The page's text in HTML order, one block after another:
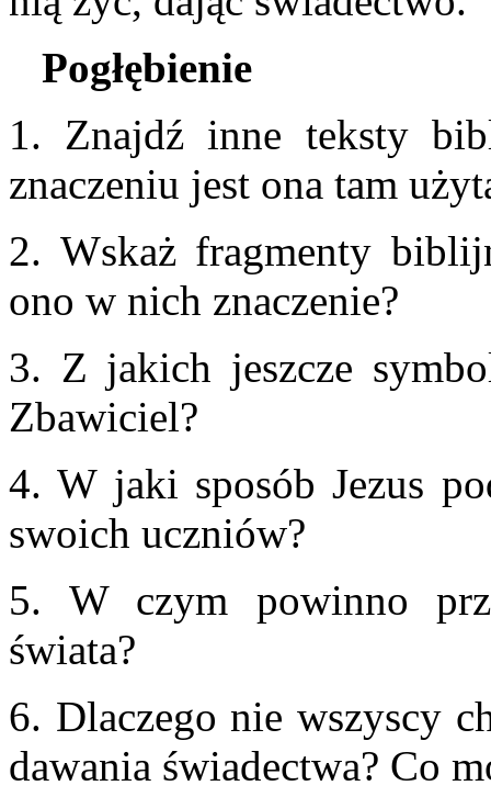
Pogłębienie
1. Znajdź inne teksty
znaczeniu jest ona tam
2. Wskaż fragmenty
ono w nich znaczenie?
3. Z jakich jeszcze
Zbawiciel?
4. W jaki sposób Jezus
swoich uczniów?
5. W czym powinno
świata?
6. Dlaczego nie wszyscy
dawania świadectwa? Co